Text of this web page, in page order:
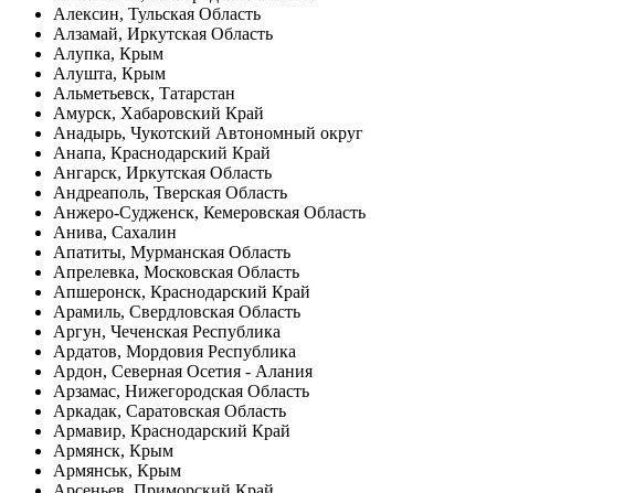
Алексин, Тульская Область
Алзамай, Иркутская Область
Алупка, Крым
Алушта, Крым
Альметьевск, Татарстан
Амурск, Хабаровский Край
Анадырь, Чукотский Автономный округ
Анапа, Краснодарский Край
Ангарск, Иркутская Область
Андреаполь, Тверская Область
Анжеро-Судженск, Кемеровская Область
Анива, Сахалин
Апатиты, Мурманская Область
Апрелевка, Московская Область
Апшеронск, Краснодарский Край
Арамиль, Свердловская Область
Аргун, Чеченская Республика
Ардатов, Мордовия Республика
Ардон, Северная Осетия - Алания
Арзамас, Нижегородская Область
Аркадак, Саратовская Область
Армавир, Краснодарский Край
Армянск, Крым
Армянськ, Крым